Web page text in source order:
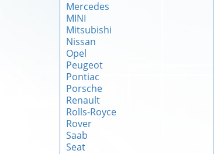
Mercedes
MINI
Mitsubishi
Nissan
Opel
Peugeot
Pontiac
Porsche
Renault
Rolls-Royce
Rover
Saab
Seat